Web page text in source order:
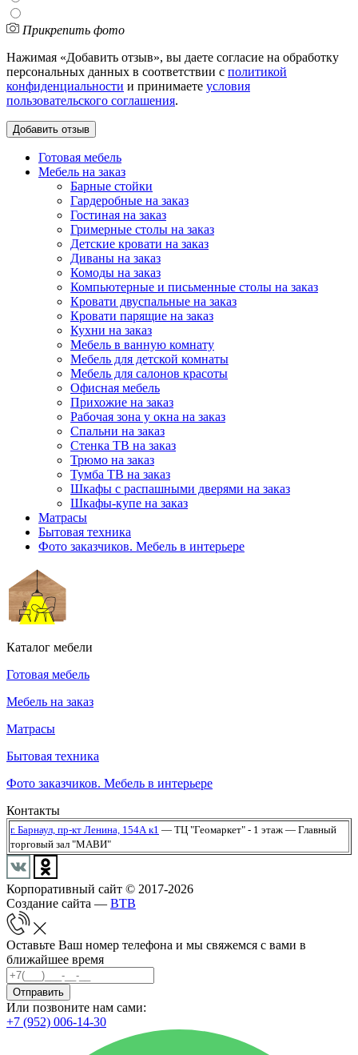
Прикрепить фото
Нажимая «Добавить отзыв», вы даете согласие на обработку
персональных данных в соответствии с политикой
конфиденциальности и принимаете условия
пользовательского соглашения.
Готовая мебель
Мебель на заказ
Барные стойки
Гардеробные на заказ
Гостиная на заказ
Гримерные столы на заказ
Детские кровати на заказ
Диваны на заказ
Комоды на заказ
Компьютерные и письменные столы на заказ
Кровати двуспальные на заказ
Кровати парящие на заказ
Кухни на заказ
Мебель в ванную комнату
Мебель для детской комнаты
Мебель для салонов красоты
Офисная мебель
Прихожие на заказ
Рабочая зона у окна на заказ
Спальни на заказ
Стенка ТВ на заказ
Трюмо на заказ
Тумба ТВ на заказ
Шкафы с распашными дверями на заказ
Шкафы-купе на заказ
Матрасы
Бытовая техника
Фото заказчиков. Мебель в интерьере
Каталог мебели
Готовая мебель
Мебель на заказ
Матрасы
Бытовая техника
Фото заказчиков. Мебель в интерьере
Контакты
г. Барнаул, пр-кт Ленина, 154А к1 — ТЦ "Геомаркет" - 1 этаж — Главный
торговый зал "МАВИ"
Корпоративный сайт © 2017-2026
Создание сайта — BTB
Оставьте Ваш номер телефона и мы свяжемся с вами в
ближайшее время
Отправить
Или позвоните нам сами:
+7 (952) 006-14-30